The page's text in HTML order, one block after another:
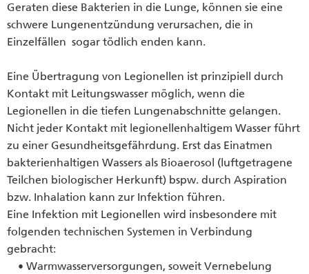
Geraten diese Bakterien in die Lunge, können sie eine
schwere Lungenentzündung verursachen, die in
Einzelfällen sogar tödlich enden kann.
Eine Übertragung von Legionellen ist prinzipiell durch
Kontakt mit Leitungswasser möglich, wenn die
Legionellen in die tiefen Lungenabschnitte gelangen.
Nicht jeder Kontakt mit legionellenhaltigem Wasser führt
zu einer Gesundheitsgefährdung. Erst das Einatmen
bakterienhaltigen Wassers als Bioaerosol (luftgetragene
Teilchen biologischer Herkunft) bspw. durch Aspiration
bzw. Inhalation kann zur Infektion führen.
Eine Infektion mit Legionellen wird insbesondere mit
folgenden technischen Systemen in Verbindung
gebracht:
• Warmwasserversorgungen, soweit Vernebelung